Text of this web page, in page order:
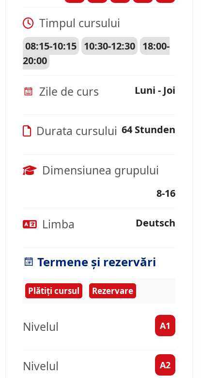
Timpul cursului
08:15-10:15 10:30-12:30
18:00-
20:00
Zile de curs Luni - Joi
Durata cursului 64 Stunden
Dimensiunea grupului
8-16
Limba Deutsch
Termene și rezervări
Plătiți cursul Rezervare
Nivelul A1
Nivelul A2